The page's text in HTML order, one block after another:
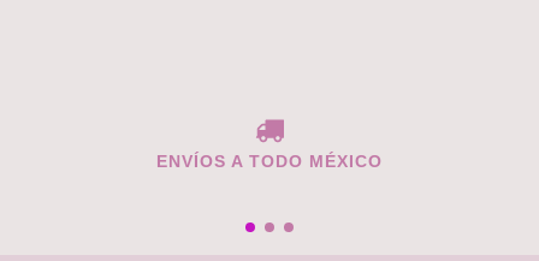
ENVÍOS A TODO MÉXICO